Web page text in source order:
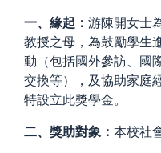
一、緣起： 游陳開女士
教授之母，為鼓勵學生
動（包括國外參訪、國
交換等），及協助家庭
特設立此獎學金。
二、獎助對象： 本校社